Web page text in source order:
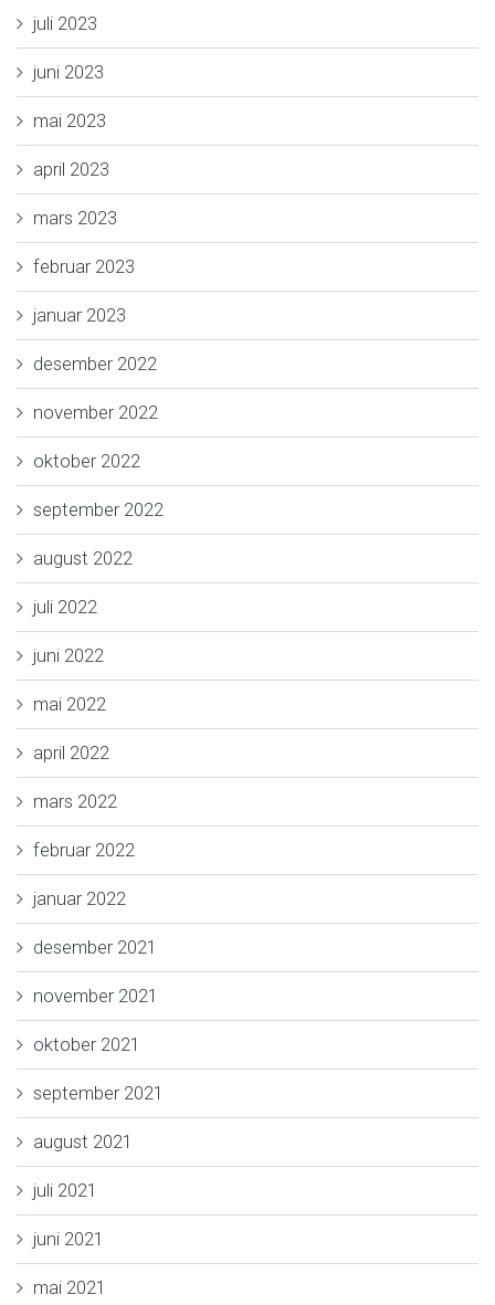
juli 2023
juni 2023
mai 2023
april 2023
mars 2023
februar 2023
januar 2023
desember 2022
november 2022
oktober 2022
september 2022
august 2022
juli 2022
juni 2022
mai 2022
april 2022
mars 2022
februar 2022
januar 2022
desember 2021
november 2021
oktober 2021
september 2021
august 2021
juli 2021
juni 2021
mai 2021